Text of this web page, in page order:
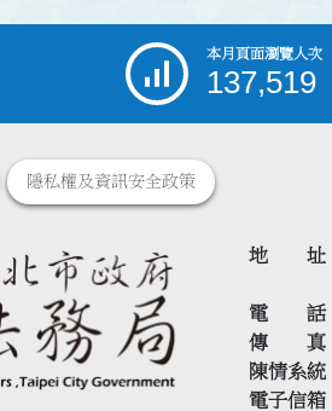
本月頁面瀏覽人次
137,519
隱私權及資訊安全政策
地 址
電 話
傳 真
陳情系統
電子信箱